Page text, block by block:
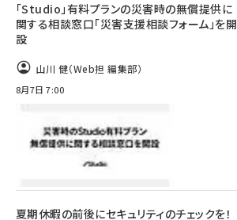
「Studio」有料プランの災害時の無償提供に
関する相談窓口「災害支援相談フォーム」を開
設
山川 健（Web担 編集部）
8月7日 7:00
夏期休暇の前後にセキュリティのチェックを！